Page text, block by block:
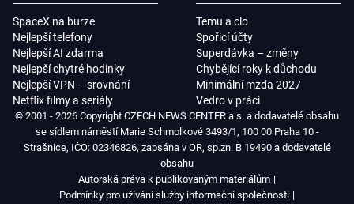
SpaceX na burze
Nejlepší telefony
Nejlepší AI zdarma
Nejlepší chytré hodinky
Nejlepší VPN – srovnání
Netflix filmy a seriály
Temu a clo
Spořicí účty
Superdávka – změny
Chybějící roky k důchodu
Minimální mzda 2027
Vedro v práci
© 2001 - 2026 Copyright CZECH NEWS CENTER a.s. a dodavatelé obsahu
se sídlem náměstí Marie Schmolkové 3493/1, 100 00 Praha 10 -
Strašnice, IČO: 02346826, zapsána v OR, sp.zn. B 19490 a dodavatelé
obsahu
Autorská práva k publikovaným materiálům
Podmínky pro užívání služby informační společnosti